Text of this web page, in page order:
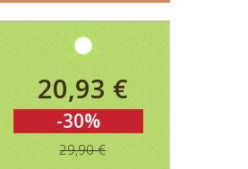
20,93 €
-30%
29,90 €